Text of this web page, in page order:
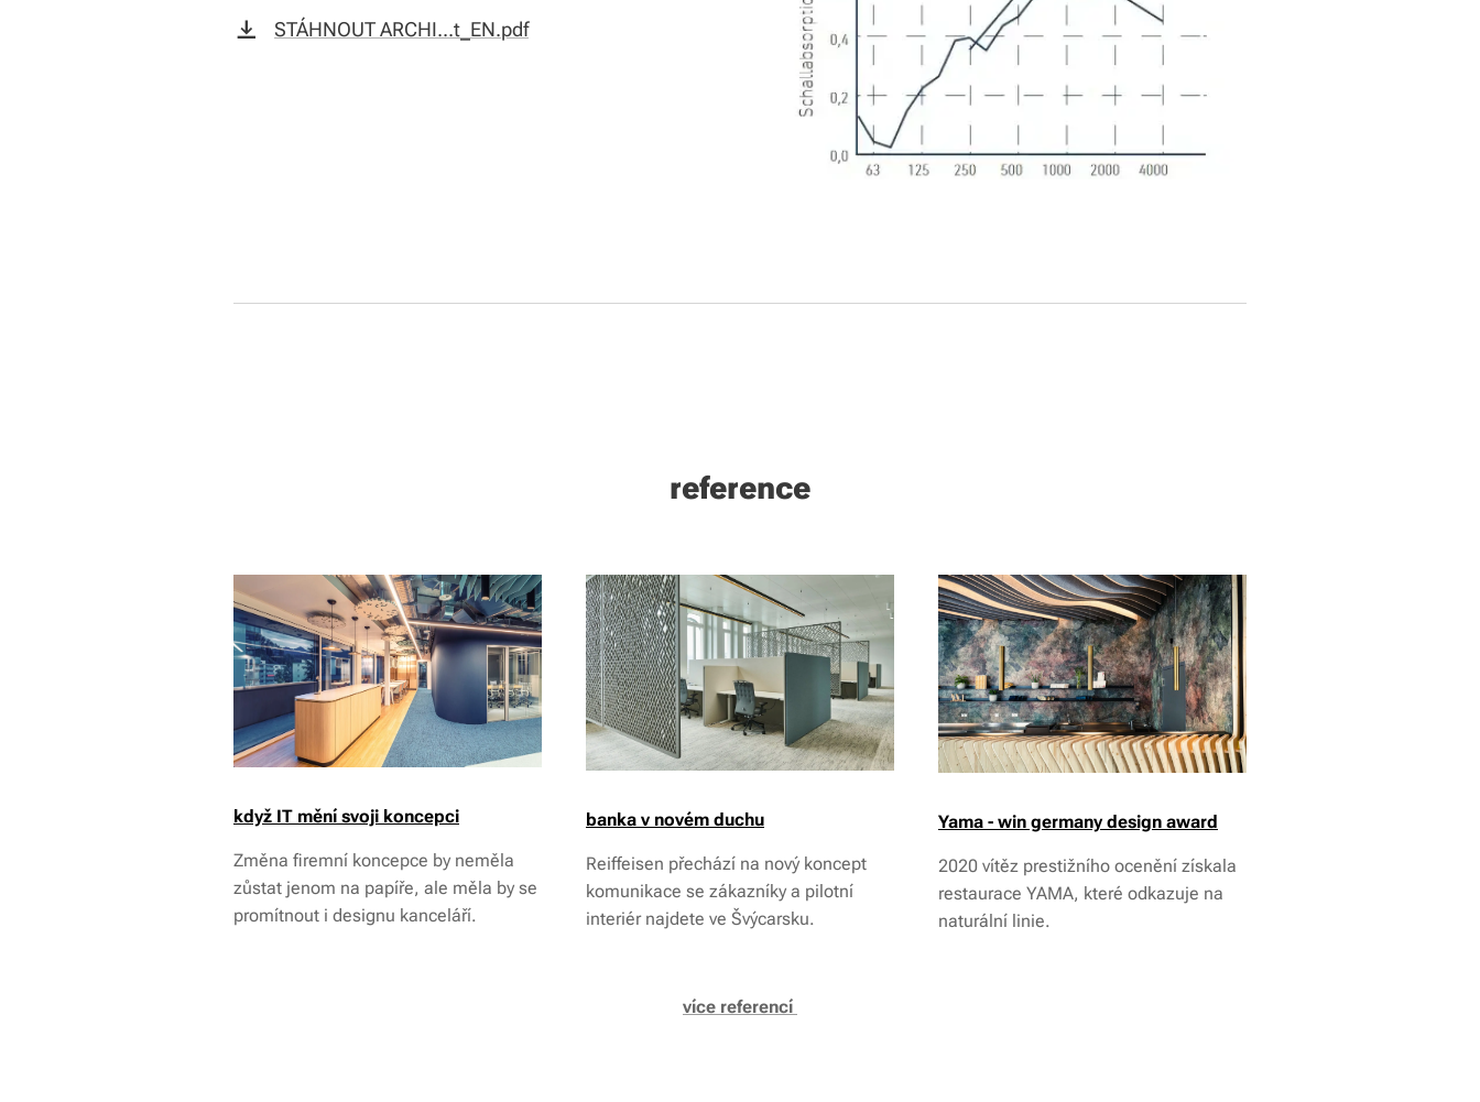
STÁHNOUT ARCHI...t_EN.pdf
reference
když IT mění svoji koncepci
Změna firemní koncepce by neměla
zůstat jenom na papíře, ale měla by se
promítnout i designu kanceláří.
banka v novém duchu
Reiffeisen přechází na nový koncept
komunikace se zákazníky a pilotní
interiér najdete ve Švýcarsku.
Yama - win germany design award
2020 vítěz prestižního ocenění získala
restaurace YAMA, které odkazuje na
naturální linie.
více referencí